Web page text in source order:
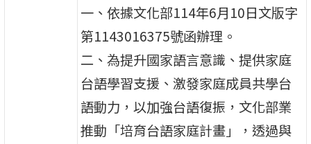
一、依據文化部114年6月10日文版字
第1143016375號函辦理。
二、為提升國家語言意識、提供家庭
台語學習支援、激發家庭成員共學台
語動力，以加強台語復振，文化部業
推動「培育台語家庭計畫」，透過與